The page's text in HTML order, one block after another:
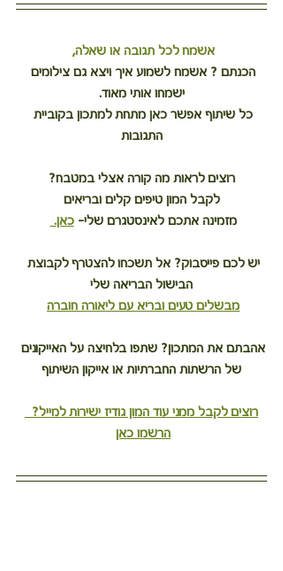
אשמח לכל תגובה או שאלה,
הכנתם ? אשמח לשמוע איך ויצא גם צילומים
ישמחו אותי מאוד.
כל שיתוף אפשר כאן מתחת למתכון בקוביית
התגובות
רוצים לראות מה קורה אצלי במטבח?
לקבל המון טיפים קלים ובריאים
מזמינה אתכם לאינסטגרם שלי– כאן.
יש לכם פייסבוק? אל תשכחו להצטרף לקבוצת
הבישול הבריאה שלי
מבשלים טעים ובריא עם ליאורה חוברה
אהבתם את המתכון? שתפו בלחיצה על האייקונים
של הרשתות החברתיות או אייקון השיתוף
רוצים לקבל ממני עוד המון גודיז ישירות למייל?
הרשמו כאן